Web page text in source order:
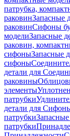
патрубка,
раковинЗапасные
раковинСифоны
моделиЗапасные
раковин,
сифоныЗапасные
сифоны
детали для
раковины
элементы
патрубки
детали для
патрубки
патрубки